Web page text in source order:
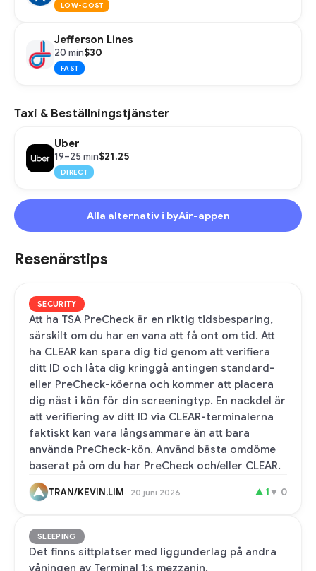
LOW-COST
Jefferson Lines
20 min$30
FAST
Taxi & Beställningstjänster
Uber
19–25 min$21.25
DIRECT
Alla alternativ i byAir-appen
Resenärstips
SECURITY
Att ha TSA PreCheck är en riktig tidsbesparing,
särskilt om du har en vana att få ont om tid. Att
ha CLEAR kan spara dig tid genom att verifiera
ditt ID och låta dig kringgå antingen standard-
eller PreCheck-köerna och kommer att placera
dig näst i kön för din screeningtyp. En nackdel är
att verifiering av ditt ID via CLEAR-terminalerna
faktiskt kan vara långsammare än att bara
använda PreCheck-kön. Använd bästa omdöme
baserat på om du har PreCheck och/eller CLEAR.
TRAN/KEVIN.LIM 20 juni 2026 ▲ 1 ▼ 0
SLEEPING
Det finns sittplatser med liggunderlag på andra
våningen av Terminal 1:s mezzanin.